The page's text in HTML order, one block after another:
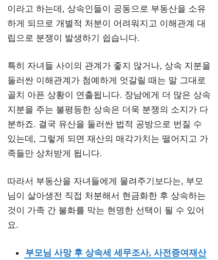
이라고 하는데, 상속인들이 공동으로 부동산을 소유
하게 되므로 개별적 처분이 어려워지고 이해관계 대
립으로 분쟁이 발생하기 쉽습니다.
특히 자녀들 사이의 관계가 좋지 않거나, 상속 지분을
둘러싼 이해관계가 첨예하게 엇갈릴 때는 말 그대로
골치 아픈 상황이 연출됩니다. 장남에게 더 많은 상속
지분을 주는 불평등한 상속은 더욱 분쟁의 소지가 다
분하죠. 결국 유산을 둘러싼 법적 공방으로 번질 수
있는데, 그렇게 되면 재산의 매각가치는 떨어지고 가
족들만 상처받게 됩니다.
따라서 부동산을 자녀들에게 물려주기보다는, 부모
님이 살아생전 직접 처분해서 현금화한 후 상속하는
것이 가족 간 불화를 막는 현명한 선택이 될 수 있어
요.
부모님 사망 후 상속세 세무조사, 사전증여재산